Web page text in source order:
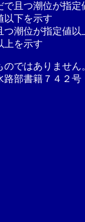
で且つ潮位が指
以下を示す
つ潮位が指定値以
上を示す
ではありませ
部書籍７４２